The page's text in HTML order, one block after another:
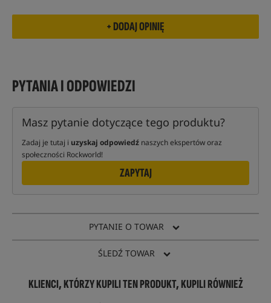
PYTANIA I ODPOWIEDZI
Masz pytanie dotyczące tego produktu?
Zadaj je tutaj i uzyskaj odpowiedź naszych ekspertów oraz
społeczności Rockworld!
ZAPYTAJ
PYTANIE O TOWAR
ŚLEDŹ TOWAR
KLIENCI, KTÓRZY KUPILI TEN PRODUKT, KUPILI RÓWNIEŻ